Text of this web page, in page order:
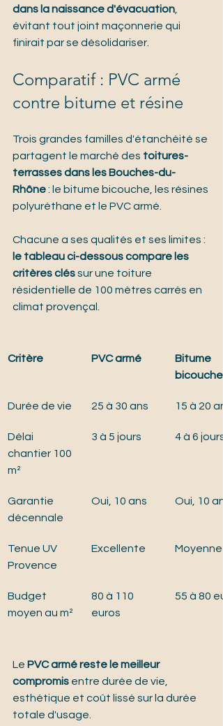
dans la naissance d'évacuation,
évitant tout joint maçonnerie qui
finirait par se désolidariser.
Comparatif : PVC armé
contre bitume et résine
Trois grandes familles d'étanchéité se
partagent le marché des toitures-
terrasses dans les Bouches-du-
Rhône : le bitume bicouche, les résines
polyuréthane et le PVC armé.
Chacune a ses qualités et ses limites :
le tableau ci-dessous compare les
critères clés sur une toiture
résidentielle de 100 mètres carrés en
climat provençal.
Critère PVC armé
Bitume
bicouche
Durée de vie 25 à 30 ans 15 à 20
Délai
chantier 100
m²
3 à 5 jours 4 à 6 jours
Garantie
décennale
Oui, 10 ans Oui, 10
Tenue UV
Provence
Excellente Moyenne
Budget
moyen au m²
80 à 110
euros
55 à 80
Le PVC armé reste le meilleur
compromis entre durée de vie,
esthétique et coût lissé sur la durée
totale d'usage.